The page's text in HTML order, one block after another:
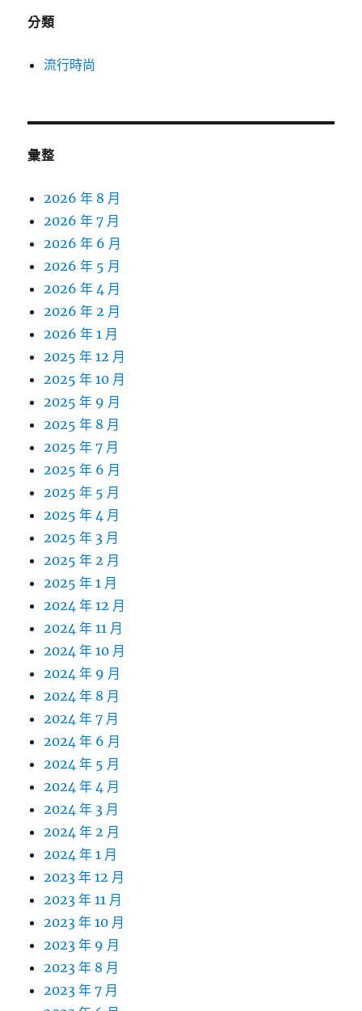
分類
流行時尚
彙整
2026 年 8 月
2026 年 7 月
2026 年 6 月
2026 年 5 月
2026 年 4 月
2026 年 2 月
2026 年 1 月
2025 年 12 月
2025 年 10 月
2025 年 9 月
2025 年 8 月
2025 年 7 月
2025 年 6 月
2025 年 5 月
2025 年 4 月
2025 年 3 月
2025 年 2 月
2025 年 1 月
2024 年 12 月
2024 年 11 月
2024 年 10 月
2024 年 9 月
2024 年 8 月
2024 年 7 月
2024 年 6 月
2024 年 5 月
2024 年 4 月
2024 年 3 月
2024 年 2 月
2024 年 1 月
2023 年 12 月
2023 年 11 月
2023 年 10 月
2023 年 9 月
2023 年 8 月
2023 年 7 月